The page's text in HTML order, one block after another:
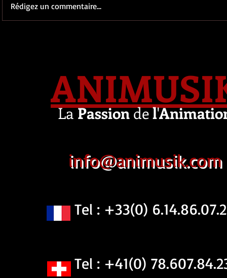
Rédigez un commentaire...
LaPassiondel'
info@animusik.com
Tel : +33(0)
Tel : +41(0)